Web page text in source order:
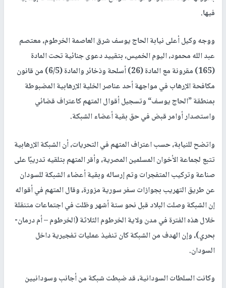
فيها.
ووجه وكيل أعلى نيابة الحاج يوسف شرق العاصمة الخرطوم، معتصم
عبد الله محمود، اليوم الخميس، بتقييد دعوى جنائية تحت المادة
(165) مقرونة مع المادة (26) أسلحة وذخائر والمادة (6/5) من قانون
مكافحة الإرهاب في مواجهة أحد عناصر الخلية الإرهابية المضبوطة
بمنطقة ”الحاج يوسف“ وتسجيل أقوال المتهم کاعتراف قضائي
واستصدار أوامر قبض في حق بقية أعضاء الشبكة.
واتضح للنيابة، حسب اعتراف المتهم في التحريات، أن الشبكة الإرهابية
تتبع لجماعة الأخوان المسلمين المصرية، وأقر المتهم بتلقيه تدريبًا على
صناعة وتركيب المتفجرات وتم إرساله وبقية أعضاء الشبكة للسودان
عن طريق التهريب بجوازات سفر سورية مزورة، وقال المتهم في أقواله
إن الشبكة وصلت البلاد قبل نحو ستة أشهر وظلت في اجتماعات متنقلة
خلال هذه الفترة في مدن ولاية الخرطوم الثلاثة (الخرطوم – أم درمان-
بحري)، وإن الهدف من الشبكة كان تنفيذ عمليات تفجيرية داخل
السودان.
وكانت السلطات السودانية، قد ضبطت شبكة من أجانب وسودانيين